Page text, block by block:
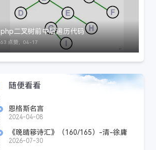
php二叉树前中后遍历代码
63 点赞， 04-17
随便看看
恩格斯名言
2024-04-08
《晚晴簃诗汇》（160/165）-清-徐庸
2026-07-30